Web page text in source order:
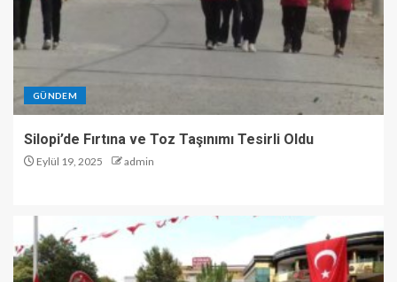
GÜNDEM
Silopi’de Fırtına ve Toz Taşınımı Tesirli Oldu
Eylül 19, 2025 admin